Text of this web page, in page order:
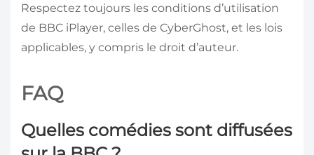
Respectez toujours les conditions d’utilisation
de BBC iPlayer, celles de CyberGhost, et les lois
applicables, y compris le droit d’auteur.
FAQ
Quelles comédies sont diffusées